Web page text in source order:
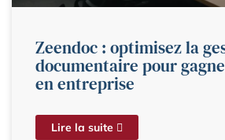
Zeendoc : optimisez la
documentaire pour
en entreprise
Lire la suite